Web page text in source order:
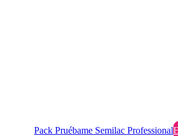
Pack Pruébame Semilac Professional